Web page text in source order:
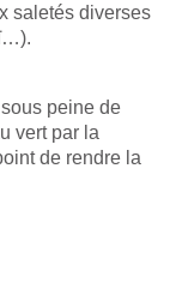
saletés diverses
peine de
vert par la
de rendre la